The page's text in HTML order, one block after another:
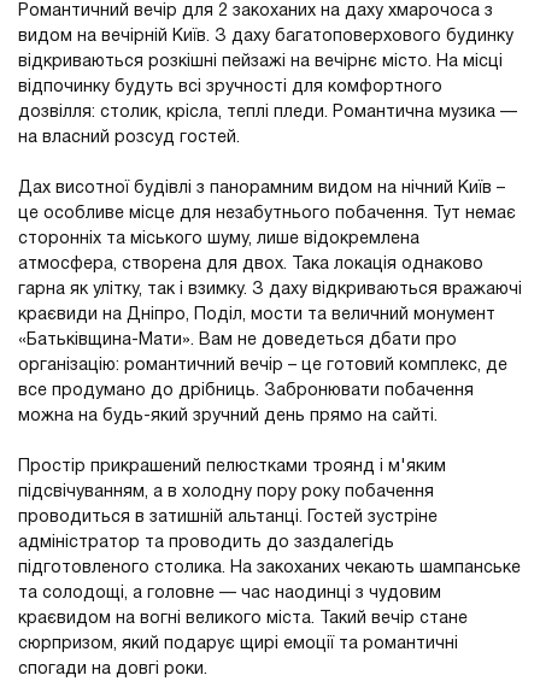
Романтичний вечір для 2 закоханих на даху хмарочоса з
видом на вечірній Київ. З даху багатоповерхового будинку
відкриваються розкішні пейзажі на вечірнє місто. На місці
відпочинку будуть всі зручності для комфортного
дозвілля: столик, крісла, теплі пледи. Романтична музика —
на власний розсуд гостей.
Дах висотної будівлі з панорамним видом на нічний Київ –
це особливе місце для незабутнього побачення. Тут немає
сторонніх та міського шуму, лише відокремлена
атмосфера, створена для двох. Така локація однаково
гарна як улітку, так і взимку. З даху відкриваються вражаючі
краєвиди на Дніпро, Поділ, мости та величний монумент
«Батьківщина-Мати». Вам не доведеться дбати про
організацію: романтичний вечір – це готовий комплекс, де
все продумано до дрібниць. Забронювати побачення
можна на будь-який зручний день прямо на сайті.
Простір прикрашений пелюстками троянд і м'яким
підсвічуванням, а в холодну пору року побачення
проводиться в затишній альтанці. Гостей зустріне
адміністратор та проводить до заздалегідь
підготовленого столика. На закоханих чекають шампанське
та солодощі, а головне — час наодинці з чудовим
краєвидом на вогні великого міста. Такий вечір стане
сюрпризом, який подарує щирі емоції та романтичні
спогади на довгі роки.